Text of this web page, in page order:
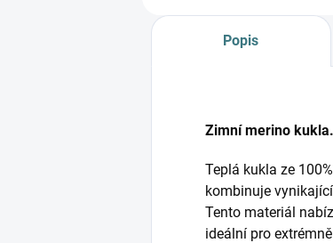
Popis
Zimní merino kukla.
Teplá kukla ze
kombinuje
Tento materiál
ideální pro